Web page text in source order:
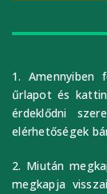
1.
űrlapot és
érdeklődni
elérhetőségek
2. Miután
megkapja